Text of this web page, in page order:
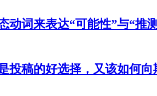
动词来表达“可能性”与“推
投稿的好选择，又该如何向